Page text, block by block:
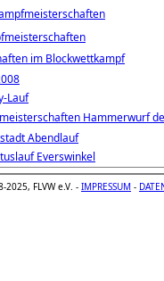
im Blockwettkampf
Lauf
Hammerwurf
Abendlauf
Everswinkel
FLVW e.V. - IMPRESSUM -